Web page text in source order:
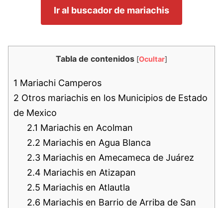
Ir al buscador de mariachis
Tabla de contenidos [Ocultar]
1 Mariachi Camperos
2 Otros mariachis en los Municipios de Estado
de Mexico
2.1 Mariachis en Acolman
2.2 Mariachis en Agua Blanca
2.3 Mariachis en Amecameca de Juárez
2.4 Mariachis en Atizapan
2.5 Mariachis en Atlautla
2.6 Mariachis en Barrio de Arriba de San